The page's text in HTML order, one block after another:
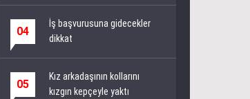
04
İş başvurusuna gidecekler
dikkat
05
Kız arkadaşının kollarını
kızgın kepçeyle yaktı